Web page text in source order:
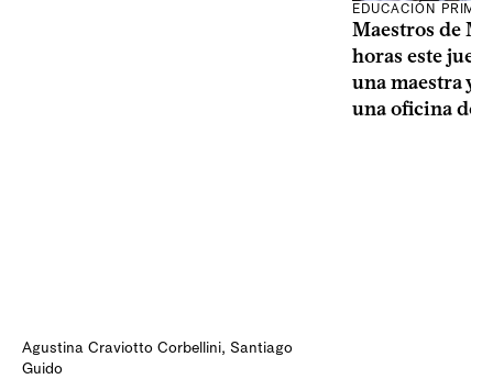
Agustina Craviotto Corbellini, Santiago
Guido
EDUCACIÓN
Maestros de
horas este
una maestra y
una oficina de